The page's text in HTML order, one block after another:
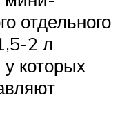
отдельного
2 л
которых